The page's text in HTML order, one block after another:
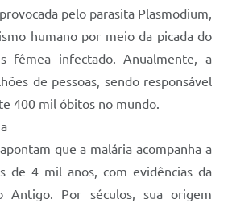
pelo parasita Plasmodium,
humano por meio da picada do
fêmea infectado. Anualmente, a
de pessoas, sendo responsável
400 mil óbitos no mundo.
que a malária acompanha a
de 4 mil anos, com evidências da
Antigo. Por séculos, sua origem